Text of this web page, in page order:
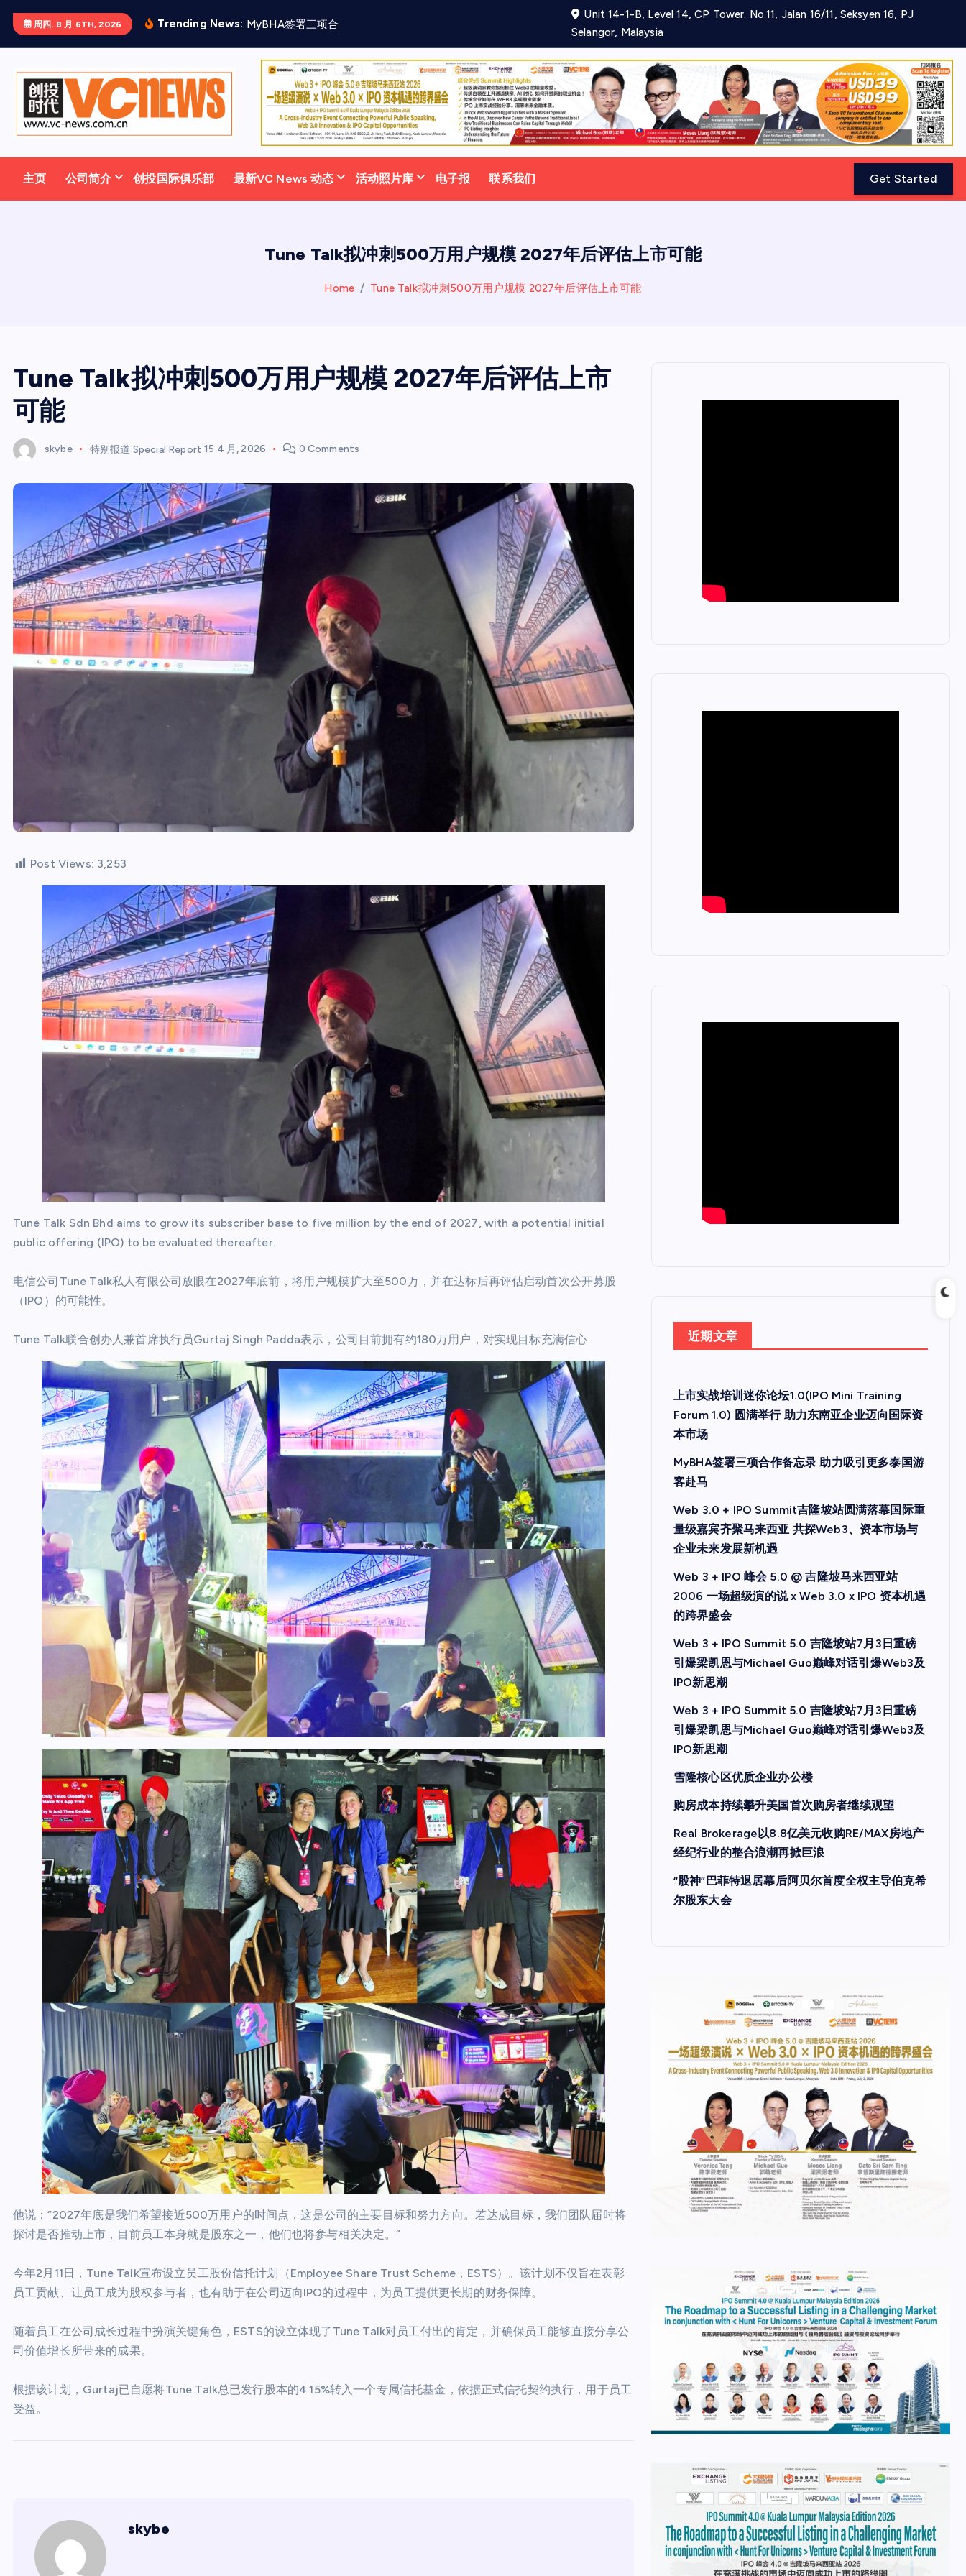
正
周四. 8 月 6TH, 2026 Trending News: MyBHA签署三项合
Unit 14-1-B, Level 14, CP Tower. No.11, Jalan 16/11, Seksyen 16, PJ
Selangor, Malaysia
主页 公司简介 创投国际俱乐部 最新VC News 动态 活动照片库 电子报 联系我们 Get Started
Tune Talk拟冲刺500万用户规模 2027年后评估上市可能
Home Tune Talk拟冲刺500万用户规模 2027年后评估上市可能
Tune Talk拟冲刺500万用户规模 2027年后评估上市
可能
skybe 特别报道 Special Report 15 4 月, 2026 0 Comments
Post Views: 3,253
Tune Talk Sdn Bhd aims to grow its subscriber base to five million by the end of 2027, with a potential initial
public offering (IPO) to be evaluated thereafter.
电信公司Tune Talk私人有限公司放眼在2027年底前，将用户规模扩大至500万，并在达标后再评估启动首次公开募股
（IPO）的可能性。
Tune Talk联合创办人兼首席执行员Gurtaj Singh Padda表示，公司目前拥有约180万用户，对实现目标充满信心
他说：“2027年底是我们希望接近500万用户的时间点，这是公司的主要目标和努力方向。若达成目标，我们团队届时将
探讨是否推动上市，目前员工本身就是股东之一，他们也将参与相关决定。”
今年2月11日，Tune Talk宣布设立员工股份信托计划（Employee Share Trust Scheme，ESTS）。该计划不仅旨在表彰
员工贡献、让员工成为股权参与者，也有助于在公司迈向IPO的过程中，为员工提供更长期的财务保障。
随着员工在公司成长过程中扮演关键角色，ESTS的设立体现了Tune Talk对员工付出的肯定，并确保员工能够直接分享公
司价值增长所带来的成果。
根据该计划，Gurtaj已自愿将Tune Talk总已发行股本的4.15%转入一个专属信托基金，依据正式信托契约执行，用于员工
受益。
skybe
近期文章
上市实战培训迷你论坛1.0(IPO Mini Training
Forum 1.0) 圆满举行 助力东南亚企业迈向国际资
本市场
MyBHA签署三项合作备忘录 助力吸引更多泰国游
客赴马
Web 3.0 + IPO Summit吉隆坡站圆满落幕国际重
量级嘉宾齐聚马来西亚 共探Web3、资本市场与
企业未来发展新机遇
Web 3 + IPO 峰会 5.0 @ 吉隆坡马来西亚站
2006 一场超级演的说 x Web 3.0 x IPO 资本机遇
的跨界盛会
Web 3 + IPO Summit 5.0 吉隆坡站7月3日重磅
引爆梁凯恩与Michael Guo巅峰对话引爆Web3及
IPO新思潮
Web 3 + IPO Summit 5.0 吉隆坡站7月3日重磅
引爆梁凯恩与Michael Guo巅峰对话引爆Web3及
IPO新思潮
雪隆核心区优质企业办公楼
购房成本持续攀升美国首次购房者继续观望
Real Brokerage以8.8亿美元收购RE/MAX房地产
经纪行业的整合浪潮再掀巨浪
“股神”巴菲特退居幕后阿贝尔首度全权主导伯克希
尔股东大会